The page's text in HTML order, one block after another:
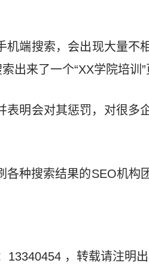
机端搜索，会出现大量不
出来了一个“XX学院培训”
表明会对其惩罚，对很多
各种搜索结果的SEO机构
13340454 ，转载请注明出